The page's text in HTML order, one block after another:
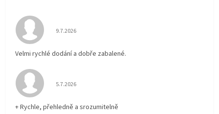
Hodnocení obchodu je 5 z 5 hvězdiček.
9.7.2026
Velmi rychlé dodání a dobře zabalené.
Hodnocení obchodu je 5 z 5 hvězdiček.
5.7.2026
+ Rychle, přehledně a srozumitelně